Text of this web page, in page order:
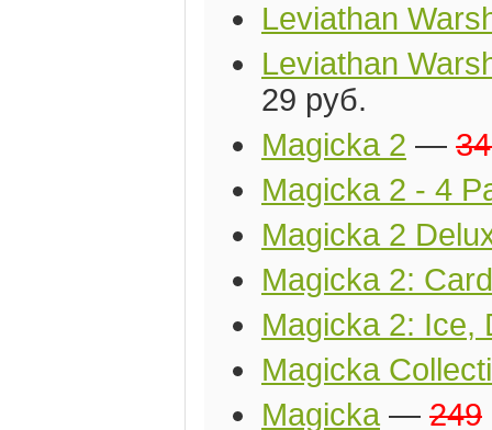
Leviathan
Leviathan
29 руб.
Magicka 2 —
Magicka 2 - 4
Magicka 2
Magicka 2:
Magicka 2: Ice,
Magicka
Magicka — 249